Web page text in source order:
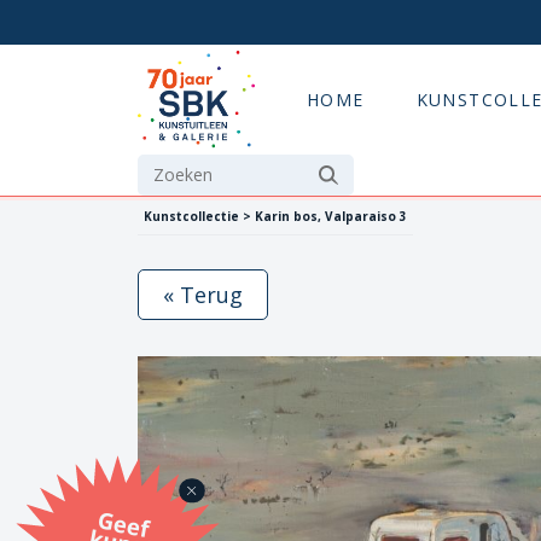
HOME
Kunstcollectie > Karin bos, Valparaiso 3
G
eef
u
n
st
a
d
o
m
et
e SB
K
u
n
stb
o
n
« Terug